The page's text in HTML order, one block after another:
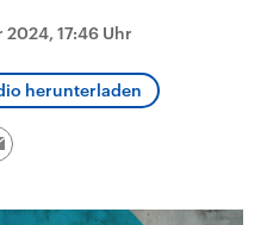
aus
USA
mit großem Einfluss auf
2024, 17:46 Uhr
herunterladen